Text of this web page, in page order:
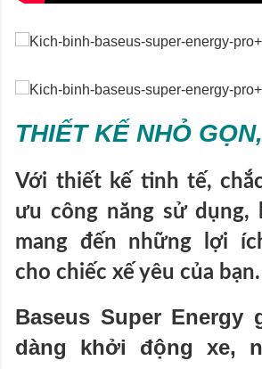
THIẾT KẾ NHỎ
Với thiết kế tinh tế,
ưu công năng sử dụng,
mang đến những lợi
cho chiếc xế yêu của bạn.
Baseus Super Energy
dàng khởi động xe,